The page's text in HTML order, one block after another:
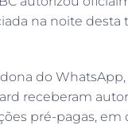
na noite desta
do
receberam
pré-pagas,